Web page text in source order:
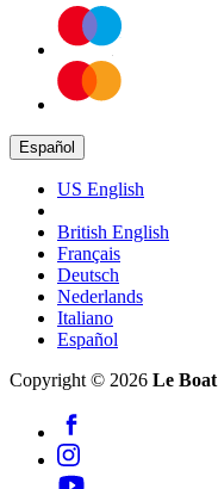
Español
US English
British English
Français
Deutsch
Nederlands
Italiano
Español
Copyright © 2026 Le Boat